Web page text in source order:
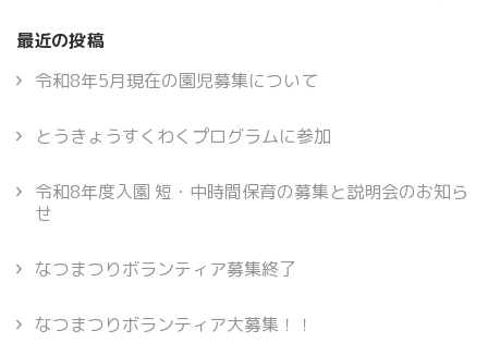
ー
シ
ョ
最近の投稿
令和8年5月現在の園児募集について
とうきょうすくわくプログラムに参加
令和8年度入園 短・中時間保育の募集と説明会のお知ら
せ
なつまつりボランティア募集終了
なつまつりボランティア大募集！！